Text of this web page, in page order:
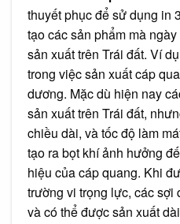
thuyết phục để sử dụng in
tạo các sản phẩm mà
sản xuất trên Trái đất. Ví
trong việc sản xuất cáp
dương. Mặc dù hiện nay
sản xuất trên Trái đất,
chiều dài, và tốc độ làm
tạo ra bọt khí ảnh hưởng
hiệu của cáp quang. Khi
trường vi trọng lực, các sợi
và có thể được sản xuất